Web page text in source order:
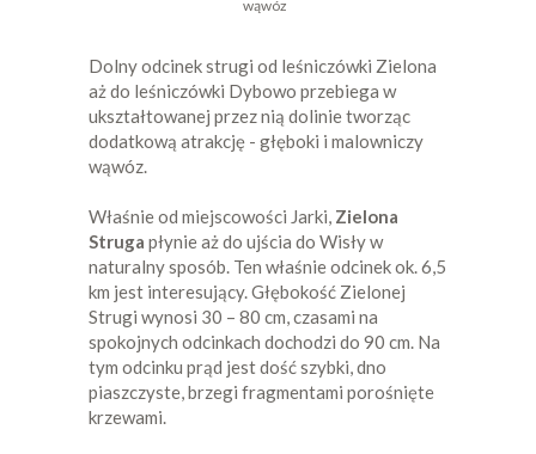
wąwóz
Dolny odcinek strugi od leśniczówki Zielona
aż do leśniczówki Dybowo przebiega w
ukształtowanej przez nią dolinie tworząc
dodatkową atrakcję - głęboki i malowniczy
wąwóz.
Właśnie od miejscowości Jarki, Zielona
Struga płynie aż do ujścia do Wisły w
naturalny sposób. Ten właśnie odcinek ok. 6,5
km jest interesujący. Głębokość Zielonej
Strugi wynosi 30 – 80 cm, czasami na
spokojnych odcinkach dochodzi do 90 cm. Na
tym odcinku prąd jest dość szybki, dno
piaszczyste, brzegi fragmentami porośnięte
krzewami.